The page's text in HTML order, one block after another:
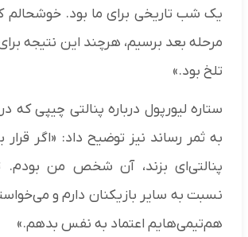
یک شب تاریخی برای ما بود. خوشحالم
مرحله بعد برسیم، هرچند این نتیجه برای
تلخ بود.»
ستاره لیورپول درباره پنالتی چیپی که
به ثمر رساند نیز توضیح داد: «اگر
پنالتی‌ای بزند، آن شخص من بودم.
نسبت به سایر بازیکنان دارم و
هم‌تیمی‌هایم اعتماد به نفس بدهم.»